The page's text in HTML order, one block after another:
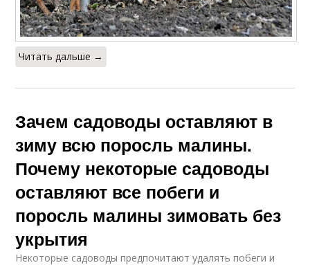
Читать дальше →
Зачем садоводы оставляют в
зиму всю поросль малины.
Почему некоторые садоводы
оставляют все побеги и
поросль малины зимовать без
укрытия
Некоторые садоводы предпочитают удалять побеги и